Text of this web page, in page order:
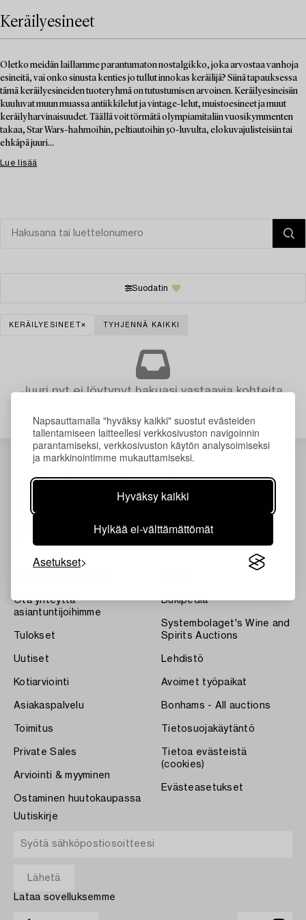
Napsauttamalla "hyväksy kaikki" suostut evästeiden
tallentamiseen laitteellesi verkkosivuston navigoinnin
parantamiseksi, verkkosivuston käytön analysoimiseksi
ja markkinointimme mukauttamiseksi.
Hyväksy kaikki
Hylkää ei-välttämättömät
Asetukset
Keräilyesineet
Oletko meidän laillamme parantumaton nostalgikko, joka arvostaa vanhoja
esineitä, vai onko sinusta kenties jo tullut innokas keräilijä? Siinä tapauksessa
tämä keräilyesineiden tuoteryhmä on tutustumisen arvoinen. Keräilyesineisiin
kuuluvat muun muassa antiikkilelut ja vintage-lelut, muistoesineet ja muut
keräilyharvinaisuudet. Täällä voit törmätä olympiamitaliin vuosikymmenten
takaa, Star Wars-hahmoihin, peltiautoihin 50-luvulta, elokuvajulisteisiin tai
ehkäpä juuri...
Lue lisää
Suodatin
KERÄILYESINEET TYHJENNÄ KAIKKI
Juuri nyt ei löytynyt hakuasi vastaavia kohteita.
Ota yhteyttä
asiantuntijoihimme
Tulokset
Uutiset
Kotiarviointi
Asiakaspalvelu
Toimitus
Private Sales
Arviointi & myyminen
Ostaminen huutokaupassa
Bukipedia
Systembolaget's Wine and
Spirits Auctions
Lehdistö
Avoimet työpaikat
Bonhams - All auctions
Tietosuojakäytäntö
Tietoa evästeistä
(cookies)
Evästeasetukset
Uutiskirje
Lataa sovelluksemme